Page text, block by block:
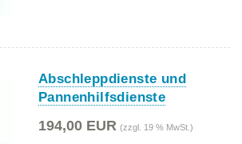
Abschleppdienste und
Pannenhilfsdienste
194,00 EUR (zzgl. 19 % MwSt.)